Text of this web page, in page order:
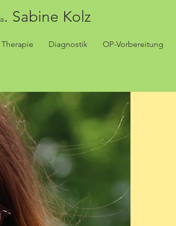
Therapie Diagnostik OP-Vorbereitung
a. Sabine Kolz